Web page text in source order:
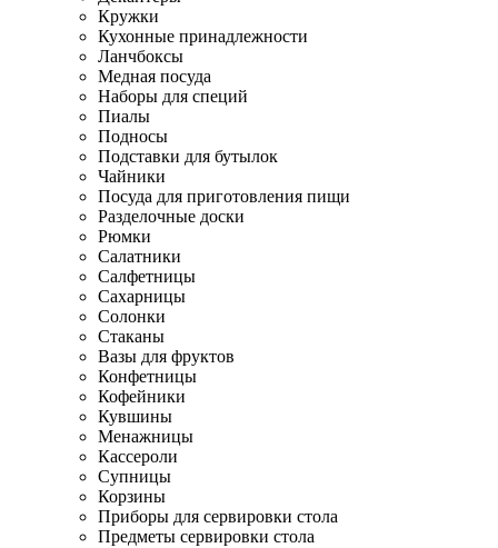
Кружки
Кухонные принадлежности
Ланчбоксы
Медная посуда
Наборы для специй
Пиалы
Подносы
Подставки для бутылок
Чайники
Посуда для приготовления пищи
Разделочные доски
Рюмки
Салатники
Салфетницы
Сахарницы
Солонки
Стаканы
Вазы для фруктов
Конфетницы
Кофейники
Кувшины
Менажницы
Кассероли
Супницы
Корзины
Приборы для сервировки стола
Предметы сервировки стола